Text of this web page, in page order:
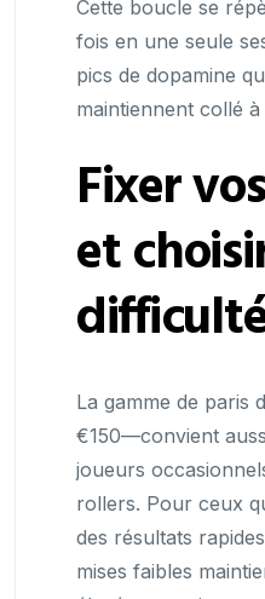
Cette boucle se
fois en une seule
pics de dopamine
maintiennent collé
Fixer
et
La gamme de paris
€150—convient
joueurs
rollers. Pour ceux
des résultats
mises faibles